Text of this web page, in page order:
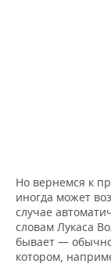
Но вернемся к
иногда может
случае
словам Лукаса
бывает —
котором,